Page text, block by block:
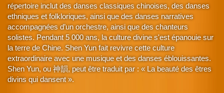
répertoire inclut des danses classiques chinoises, des danses
ethniques et folkloriques, ainsi que des danses narratives
accompagnées d’un orchestre, ainsi que des chanteurs
solistes. Pendant 5 000 ans, la culture divine s'est épanouie sur
la terre de Chine. Shen Yun fait revivre cette culture
extraordinaire avec une musique et des danses éblouissantes.
Shen Yun, ou 神韻, peut être traduit par : « La beauté des êtres
divins qui dansent ».